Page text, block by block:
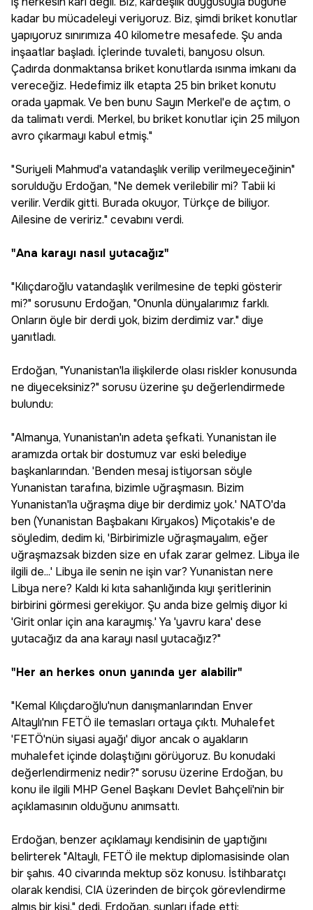
kadar bu mücadeleyi veriyoruz. Biz, şimdi briket konutlar
yapıyoruz sınırımıza 40 kilometre mesafede. Şu anda
inşaatlar başladı. İçlerinde tuvaleti, banyosu olsun.
Çadırda donmaktansa briket konutlarda ısınma imkanı da
vereceğiz. Hedefimiz ilk etapta 25 bin briket konutu
orada yapmak. Ve ben bunu Sayın Merkel'e de açtım, o
da talimatı verdi. Merkel, bu briket konutlar için 25 milyon
avro çıkarmayı kabul etmiş."
"Suriyeli Mahmud'a vatandaşlık verilip verilmeyeceğinin"
sorulduğu Erdoğan, "Ne demek verilebilir mi? Tabii ki
verilir. Verdik gitti. Burada okuyor, Türkçe de biliyor.
Ailesine de veririz." cevabını verdi.
"Ana karayı nasıl yutacağız"
"Kılıçdaroğlu vatandaşlık verilmesine de tepki gösterir
mi?" sorusunu Erdoğan, "Onunla dünyalarımız farklı.
Onların öyle bir derdi yok, bizim derdimiz var." diye
yanıtladı.
Erdoğan, "Yunanistan'la ilişkilerde olası riskler konusunda
ne diyeceksiniz?" sorusu üzerine şu değerlendirmede
bulundu:
"Almanya, Yunanistan'ın adeta şefkati. Yunanistan ile
aramızda ortak bir dostumuz var eski belediye
başkanlarından. 'Benden mesaj istiyorsan söyle
Yunanistan tarafına, bizimle uğraşmasın. Bizim
Yunanistan'la uğraşma diye bir derdimiz yok.' NATO'da
ben (Yunanistan Başbakanı Kiryakos) Miçotakis'e de
söyledim, dedim ki, 'Birbirimizle uğraşmayalım, eğer
uğraşmazsak bizden size en ufak zarar gelmez. Libya ile
ilgili de...' Libya ile senin ne işin var? Yunanistan nere
Libya nere? Kaldı ki kıta sahanlığında kıyı şeritlerinin
birbirini görmesi gerekiyor. Şu anda bize gelmiş diyor ki
'Girit onlar için ana karaymış.' Ya 'yavru kara' dese
yutacağız da ana karayı nasıl yutacağız?"
"Her an herkes onun yanında yer alabilir"
"Kemal Kılıçdaroğlu'nun danışmanlarından Enver
Altaylı'nın FETÖ ile temasları ortaya çıktı. Muhalefet
'FETÖ'nün siyasi ayağı' diyor ancak o ayakların
muhalefet içinde dolaştığını görüyoruz. Bu konudaki
değerlendirmeniz nedir?" sorusu üzerine Erdoğan, bu
konu ile ilgili MHP Genel Başkanı Devlet Bahçeli'nin bir
açıklamasının olduğunu anımsattı.
Erdoğan, benzer açıklamayı kendisinin de yaptığını
belirterek "Altaylı, FETÖ ile mektup diplomasisinde olan
bir şahıs. 40 civarında mektup söz konusu. İstihbaratçı
olarak kendisi, CIA üzerinden de birçok görevlendirme
almış bir kişi." dedi. Erdoğan, şunları ifade etti: